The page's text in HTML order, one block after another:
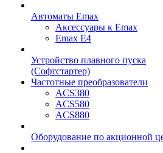
Автоматы Emax
Аксессуары к Emax
Emax E4
Устройство плавного пуска
(Софтстартер)
Частотные преобразователи
ACS380
ACS580
ACS880
Оборудование по акционной